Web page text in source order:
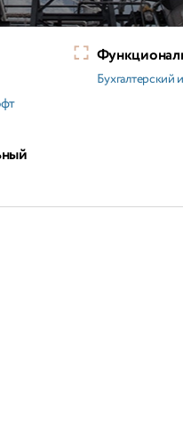
Бухгалтерский